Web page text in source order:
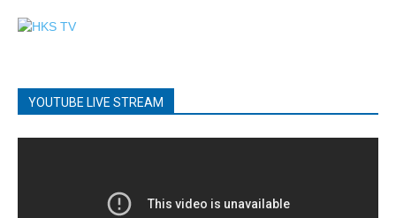
YOUTUBE LIVE STREAM